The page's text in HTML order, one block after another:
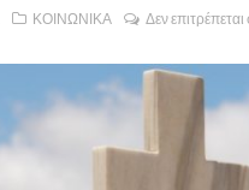
ΚΟΙΝΩΝΙΚΑ Δεν